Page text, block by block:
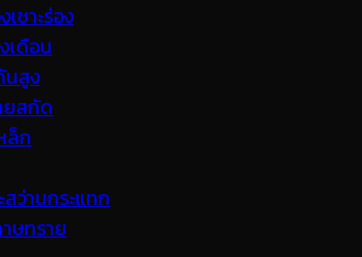
ซาะร่อง
เดือน
สูง
ยสกัด
ล็ก
ว่านกระแทก
ษทราย